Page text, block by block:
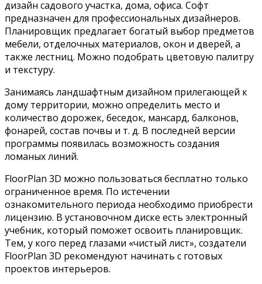
дизайн садового участка, дома, офиса. Софт
предназначен для профессиональных дизайнеров.
Планировщик предлагает богатый выбор предметов
мебели, отделочных материалов, окон и дверей, а
также лестниц. Можно подобрать цветовую палитру
и текстуру.
Занимаясь ландшафтным дизайном прилегающей к
дому территории, можно определить место и
количество дорожек, беседок, мансард, балконов,
фонарей, состав почвы и т. д. В последней версии
программы появилась возможность создания
ломаных линий.
FloorPlan 3D можно пользоваться бесплатно только
ограниченное время. По истечении
ознакомительного периода необходимо приобрести
лицензию. В установочном диске есть электронный
учебник, который поможет освоить планировщик.
Тем, у кого перед глазами «чистый лист», создатели
FloorPlan 3D рекомендуют начинать с готовых
проектов интерьеров.